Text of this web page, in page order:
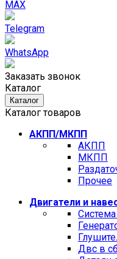
MAX
Telegram
WhatsApp
Заказать звонок
Каталог
Каталог
Каталог товаров
АКПП/МКПП
АКПП
МКПП
Прочее
Двигатели и
Двс в